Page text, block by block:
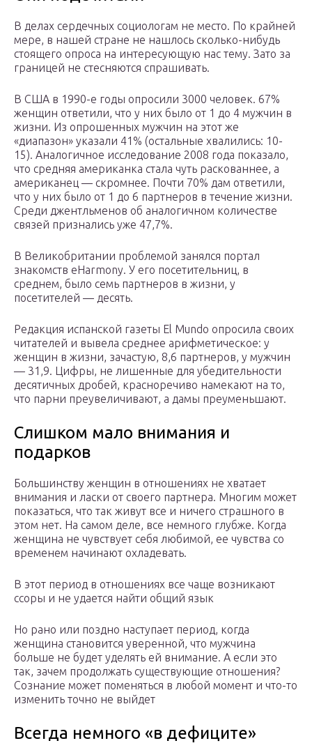
В делах сердечных социологам не место. По крайней
мере, в нашей стране не нашлось сколько-нибудь
стоящего опроса на интересующую нас тему. Зато за
границей не стесняются спрашивать.
В США в 1990-е годы опросили 3000 человек. 67%
женщин ответили, что у них было от 1 до 4 мужчин в
жизни. Из опрошенных мужчин на этот же
«диапазон» указали 41% (остальные хвалились: 10-
15). Аналогичное исследование 2008 года показало,
что средняя американка стала чуть раскованнее, а
американец — скромнее. Почти 70% дам ответили,
что у них было от 1 до 6 партнеров в течение жизни.
Среди джентльменов об аналогичном количестве
связей признались уже 47,7%.
В Великобритании проблемой занялся портал
знакомств eHarmony. У его посетительниц, в
среднем, было семь партнеров в жизни, у
посетителей — десять.
Редакция испанской газеты El Mundo опросила своих
читателей и вывела среднее арифметическое: у
женщин в жизни, зачастую, 8,6 партнеров, у мужчин
— 31,9. Цифры, не лишенные для убедительности
десятичных дробей, красноречиво намекают на то,
что парни преувеличивают, а дамы преуменьшают.
Слишком мало внимания и
подарков
Большинству женщин в отношениях не хватает
внимания и ласки от своего партнера. Многим может
показаться, что так живут все и ничего страшного в
этом нет. На самом деле, все немного глубже. Когда
женщина не чувствует себя любимой, ее чувства со
временем начинают охладевать.
В этот период в отношениях все чаще возникают
ссоры и не удается найти общий язык
Но рано или поздно наступает период, когда
женщина становится уверенной, что мужчина
больше не будет уделять ей внимание. А если это
так, зачем продолжать существующие отношения?
Сознание может поменяться в любой момент и что-то
изменить точно не выйдет
Всегда немного «в дефиците»